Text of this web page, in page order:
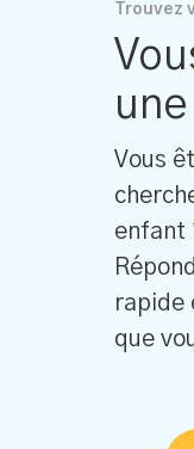
Trouvez
Vous
enfant
rapide
que